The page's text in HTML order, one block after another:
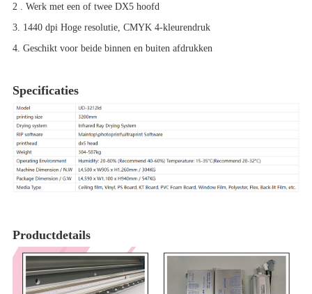
2 . Werk met een of twee DX5 hoofd
3. 1440 dpi Hoge resolutie, CMYK 4-kleurendruk
4. Geschikt voor beide binnen en buiten afdrukken
Specificaties
Productdetails